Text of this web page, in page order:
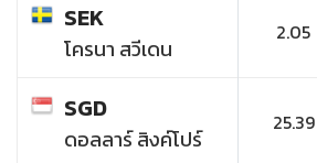
SEK
โครนา สวีเดน
2.05
SGD
ดอลลาร์ สิงค์โปร์
25.39